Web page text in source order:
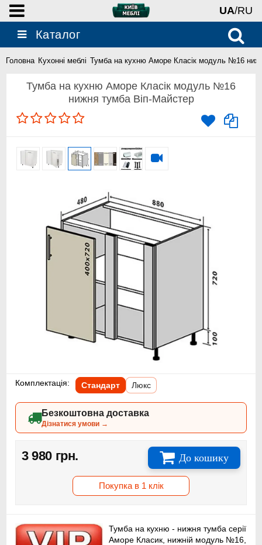
UA/RU
Каталог
Головна Кухонні меблі Тумба на кухню Аморе Класік модуль №16
Тумба на кухню Аморе Класік модуль №16
нижня тумба Віп-Майстер
Комплектація: Стандарт Люкс
Безкоштовна доставка
Дізнатися умови →
3 980 грн. До кошику
Покупка в 1 клік
Тумба на кухню - нижня тумба серії
Аморе Класик, нижній модуль №16,